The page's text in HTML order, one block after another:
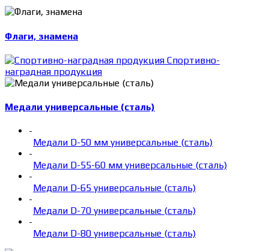
Флаги, знамена
Спортивно-
наградная продукция
Медали универсальные (сталь)
-
Медали D-50 мм универсальные (сталь)
-
Медали D-55-60 мм универсальные (сталь)
-
Медали D-65 универсальные (сталь)
-
Медали D-70 универсальные (сталь)
-
Медали D-80 универсальные (сталь)